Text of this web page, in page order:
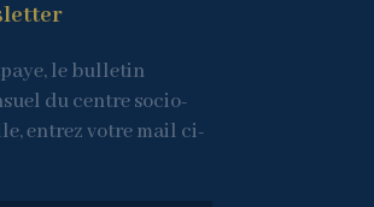
le bulletin
du centre socio-
entrez votre mail ci-